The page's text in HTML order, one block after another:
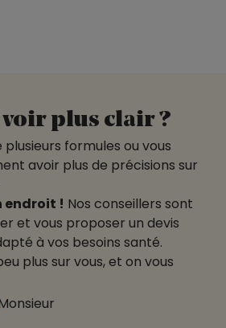
voir plus clair ?
formules ou vous
avoir plus de précisions sur
endroit ! Nos conseillers sont
et vous proposer un devis
à vos besoins santé.
plus sur vous, et on vous